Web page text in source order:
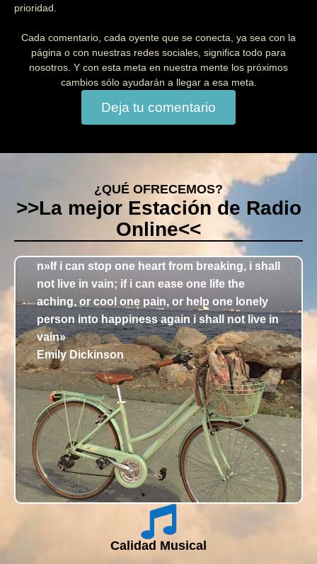
prioridad.
Cada comentario, cada oyente que se conecta, ya sea con la
página o con nuestras redes sociales, significa todo para
nosotros. Y con esta meta en nuestra mente los próximos
cambios sólo ayudarán a llegar a esa meta.
Deja tu comentario
¿QUÉ OFRECEMOS?
>>La mejor Estación de Radio
Online<<
n»If i can stop one heart from breaking, i shall
not live in vain; if i can ease one life the
aching, or cool one pain, or help one lonely
person into happiness again i shall not live in
vain»
Emily Dickinson
Calidad Musical